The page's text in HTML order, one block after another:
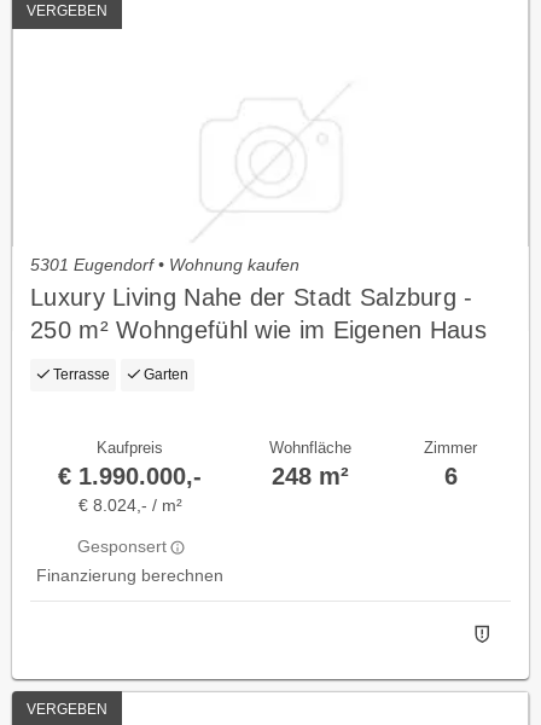
VERGEBEN
5301 Eugendorf • Wohnung kaufen
Luxury Living Nahe der Stadt Salzburg -
250 m² Wohngefühl wie im Eigenen Haus
mit Resort-Charakter
Terrasse Garten
Kaufpreis
€ 1.990.000,-
€ 8.024,- / m²
Gesponsert
Finanzierung berechnen
Wohnfläche
248 m²
Zimmer
6
VERGEBEN